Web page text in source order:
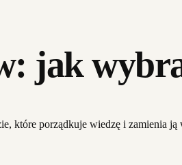
jak
które porządkuje wiedzę i zamienia ją